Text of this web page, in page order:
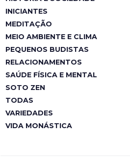
INICIANTES
MEDITAÇÃO
MEIO AMBIENTE E CLIMA
PEQUENOS BUDISTAS
RELACIONAMENTOS
SAÚDE FÍSICA E MENTAL
SOTO ZEN
TODAS
VARIEDADES
VIDA MONÁSTICA